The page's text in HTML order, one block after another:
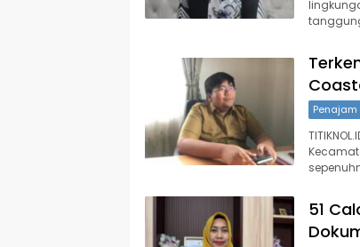
Penajam
51